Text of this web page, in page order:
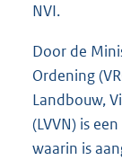
NVI.
Door de
Ordening
Landbouw,
(LVVN) is
waarin is